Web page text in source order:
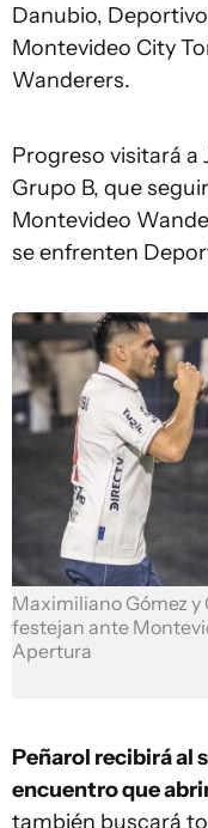
Danubio,
Montevideo City
Wanderers.
Progreso visitará
Grupo B, que
Montevideo
se enfrenten
Maximiliano Gómez y
festejan ante
Apertura
Peñarol recibirá al
encuentro que
también buscará